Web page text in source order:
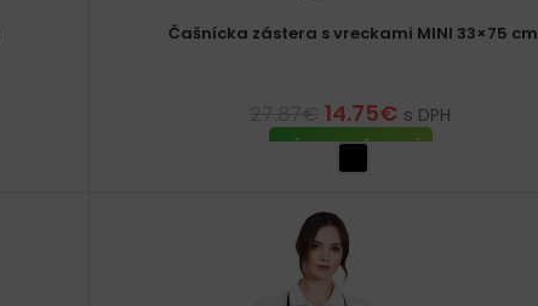
Čašnícka zástera s vreckami MINI 33×75 cm
14.75€ s DPH
VÝBER MOŽNOSTÍ